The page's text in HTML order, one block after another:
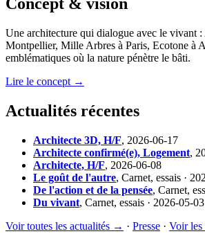
Concept & vision
Une architecture qui dialogue avec le vivant
Montpellier, Mille Arbres à Paris, Ecotone à
emblématiques où la nature pénètre le bâti.
Lire le concept →
Actualités récentes
Architecte 3D, H/F, 2026-06-17
Architecte confirmé(e), Logement,
Architecte, H/F, 2026-06-08
Le goût de l'autre, Carnet, essais ·
De l'action et de la pensée, Carnet,
Du vivant, Carnet, essais · 2026-05-03
Voir toutes les actualités → · Presse · Voir les